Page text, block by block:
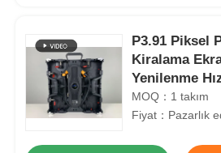
P3.91 Piksel
Kiralama
Yenilenme
Video Duvar
geçirmez
MOQ：1 takım
Fiyat：Pazarlık